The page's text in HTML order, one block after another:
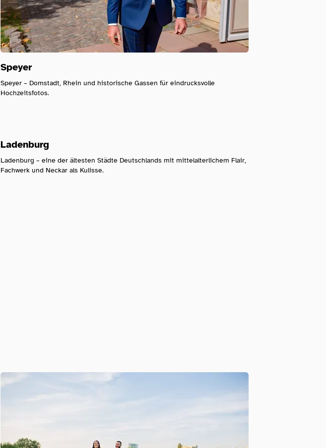
Speyer
Speyer – Domstadt, Rhein und historische Gassen für eindrucksvolle
Hochzeitsfotos.
Ladenburg
Ladenburg – eine der ältesten Städte Deutschlands mit mittelalterlichem Flair,
Fachwerk und Neckar als Kulisse.